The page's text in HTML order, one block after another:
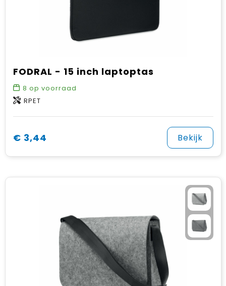
FODRAL - 15 inch laptoptas
8 op voorraad
RPET
€ 3,44 Bekijk